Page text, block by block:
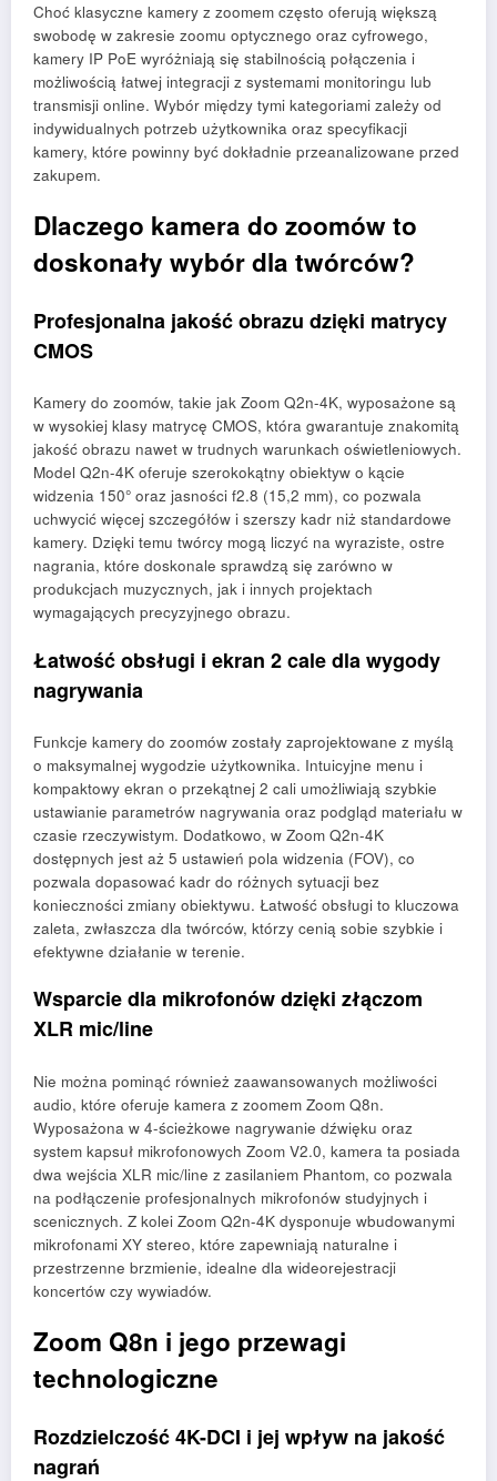
Choć klasyczne kamery z zoomem często oferują większą
swobodę w zakresie zoomu optycznego oraz cyfrowego,
kamery IP PoE wyróżniają się stabilnością połączenia i
możliwością łatwej integracji z systemami monitoringu lub
transmisji online. Wybór między tymi kategoriami zależy od
indywidualnych potrzeb użytkownika oraz specyfikacji
kamery, które powinny być dokładnie przeanalizowane przed
zakupem.
Dlaczego kamera do zoomów to
doskonały wybór dla twórców?
Profesjonalna jakość obrazu dzięki matrycy
CMOS
Kamery do zoomów, takie jak Zoom Q2n-4K, wyposażone są
w wysokiej klasy matrycę CMOS, która gwarantuje znakomitą
jakość obrazu nawet w trudnych warunkach oświetleniowych.
Model Q2n-4K oferuje szerokokątny obiektyw o kącie
widzenia 150° oraz jasności f2.8 (15,2 mm), co pozwala
uchwycić więcej szczegółów i szerszy kadr niż standardowe
kamery. Dzięki temu twórcy mogą liczyć na wyraziste, ostre
nagrania, które doskonale sprawdzą się zarówno w
produkcjach muzycznych, jak i innych projektach
wymagających precyzyjnego obrazu.
Łatwość obsługi i ekran 2 cale dla wygody
nagrywania
Funkcje kamery do zoomów zostały zaprojektowane z myślą
o maksymalnej wygodzie użytkownika. Intuicyjne menu i
kompaktowy ekran o przekątnej 2 cali umożliwiają szybkie
ustawianie parametrów nagrywania oraz podgląd materiału w
czasie rzeczywistym. Dodatkowo, w Zoom Q2n-4K
dostępnych jest aż 5 ustawień pola widzenia (FOV), co
pozwala dopasować kadr do różnych sytuacji bez
konieczności zmiany obiektywu. Łatwość obsługi to kluczowa
zaleta, zwłaszcza dla twórców, którzy cenią sobie szybkie i
efektywne działanie w terenie.
Wsparcie dla mikrofonów dzięki złączom
XLR mic/line
Nie można pominąć również zaawansowanych możliwości
audio, które oferuje kamera z zoomem Zoom Q8n.
Wyposażona w 4-ścieżkowe nagrywanie dźwięku oraz
system kapsuł mikrofonowych Zoom V2.0, kamera ta posiada
dwa wejścia XLR mic/line z zasilaniem Phantom, co pozwala
na podłączenie profesjonalnych mikrofonów studyjnych i
scenicznych. Z kolei Zoom Q2n-4K dysponuje wbudowanymi
mikrofonami XY stereo, które zapewniają naturalne i
przestrzenne brzmienie, idealne dla wideorejestracji
koncertów czy wywiadów.
Zoom Q8n i jego przewagi
technologiczne
Rozdzielczość 4K-DCI i jej wpływ na jakość
nagrań